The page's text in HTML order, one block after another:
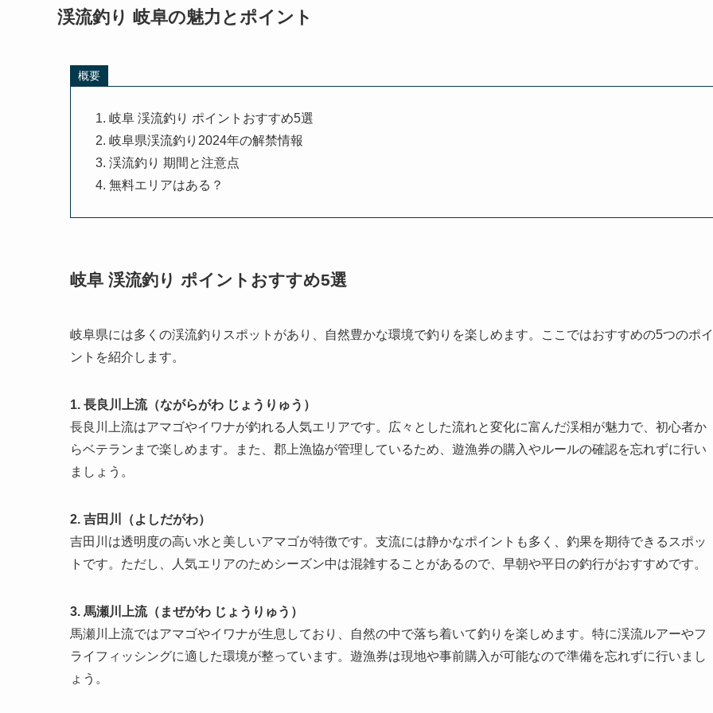
渓流釣り 岐阜の魅力とポイント
概要
岐阜 渓流釣り ポイントおすすめ5選
岐阜県渓流釣り2024年の解禁情報
渓流釣り 期間と注意点
無料エリアはある？
岐阜 渓流釣り ポイントおすすめ5選
岐阜県には多くの渓流釣りスポットがあり、自然豊かな環境で釣りを楽しめます。ここではおすすめの5つのポイ
ントを紹介します。
1. 長良川上流（ながらがわ じょうりゅう）
長良川上流はアマゴやイワナが釣れる人気エリアです。広々とした流れと変化に富んだ渓相が魅力で、初心者か
らベテランまで楽しめます。また、郡上漁協が管理しているため、遊漁券の購入やルールの確認を忘れずに行い
ましょう。
2. 吉田川（よしだがわ）
吉田川は透明度の高い水と美しいアマゴが特徴です。支流には静かなポイントも多く、釣果を期待できるスポッ
トです。ただし、人気エリアのためシーズン中は混雑することがあるので、早朝や平日の釣行がおすすめです。
3. 馬瀬川上流（まぜがわ じょうりゅう）
馬瀬川上流ではアマゴやイワナが生息しており、自然の中で落ち着いて釣りを楽しめます。特に渓流ルアーやフ
ライフィッシングに適した環境が整っています。遊漁券は現地や事前購入が可能なので準備を忘れずに行いまし
ょう。